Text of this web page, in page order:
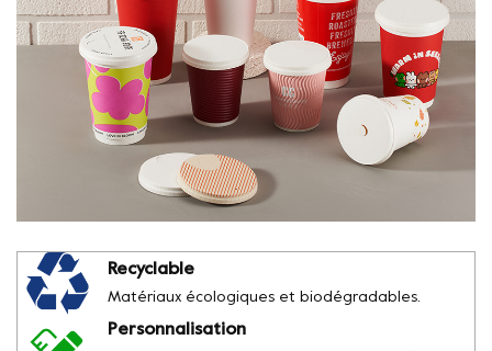
Recyclable
Matériaux écologiques et biodégradables.
Personnalisation